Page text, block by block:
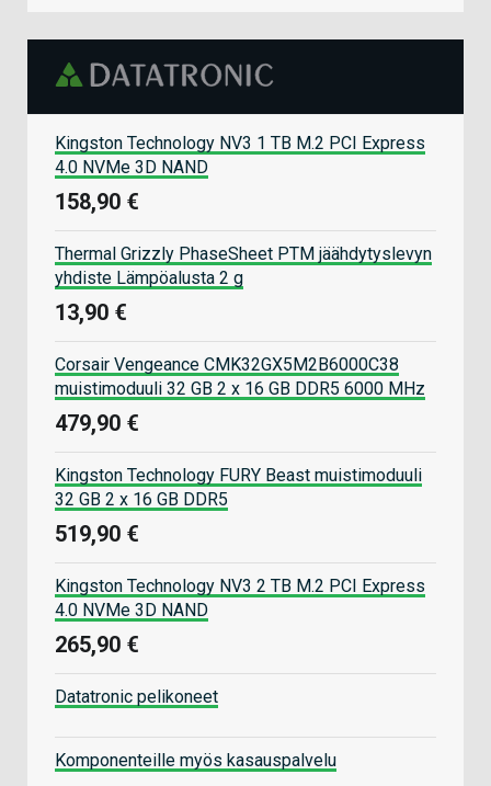
Kingston Technology NV3 1 TB M.2 PCI Express
4.0 NVMe 3D NAND
158,90 €
Thermal Grizzly PhaseSheet PTM jäähdytyslevyn
yhdiste Lämpöalusta 2 g
13,90 €
Corsair Vengeance CMK32GX5M2B6000C38
muistimoduuli 32 GB 2 x 16 GB DDR5 6000 MHz
479,90 €
Kingston Technology FURY Beast muistimoduuli
32 GB 2 x 16 GB DDR5
519,90 €
Kingston Technology NV3 2 TB M.2 PCI Express
4.0 NVMe 3D NAND
265,90 €
Datatronic pelikoneet
Komponenteille myös kasauspalvelu